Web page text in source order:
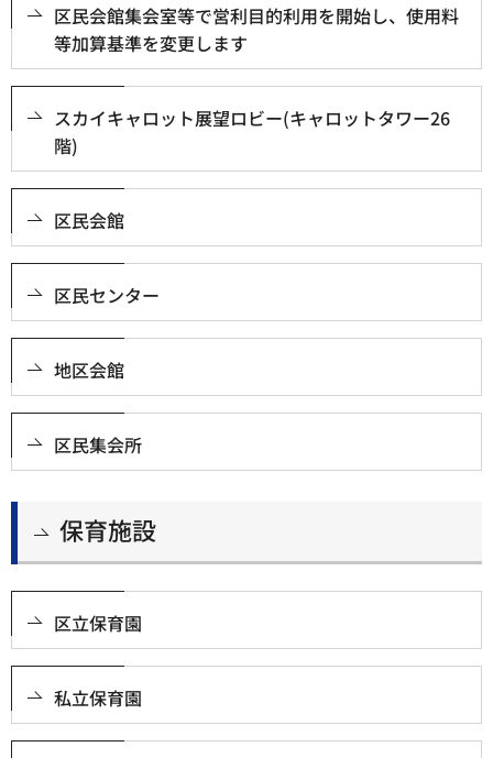
区民会館集会室等で営利目的利用を開始し、使用料
等加算基準を変更します
スカイキャロット展望ロビー(キャロットタワー26
階)
区民会館
区民センター
地区会館
区民集会所
保育施設
区立保育園
私立保育園